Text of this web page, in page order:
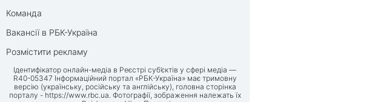
Команда
Вакансії в РБК-Україна
Розмістити рекламу
Ідентифікатор онлайн-медіа в Реєстрі суб’єктів у сфері медіа —
R40-05347 Інформаційний портал «РБК-Україна» має тримовну
версію (українську, російську та англійську), головна сторінка
порталу - https://www.rbc.ua. Фотографії, зображення належать їх